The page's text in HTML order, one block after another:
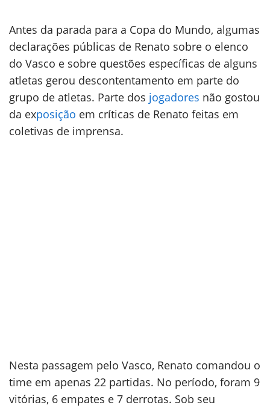
Antes da parada para a Copa do Mundo, algumas
declarações públicas de Renato sobre o elenco
do Vasco e sobre questões específicas de alguns
atletas gerou descontentamento em parte do
grupo de atletas. Parte dos jogadores não gostou
da exposição em críticas de Renato feitas em
coletivas de imprensa.
Nesta passagem pelo Vasco, Renato comandou o
time em apenas 22 partidas. No período, foram 9
vitórias, 6 empates e 7 derrotas. Sob seu